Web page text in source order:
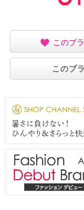
このブ
このブ